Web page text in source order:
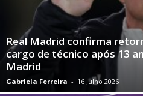
Real Madrid confirma
cargo de técnico após 13
Madrid
Gabriela Ferreira - 16 Julho 2026